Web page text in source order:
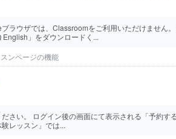
ラウザでは、Classroomをご利用いただけません
」をダウンロードく...
ンページの機能
さい。 ログイン後の画面にて表示される「予約す
レッスン」では...